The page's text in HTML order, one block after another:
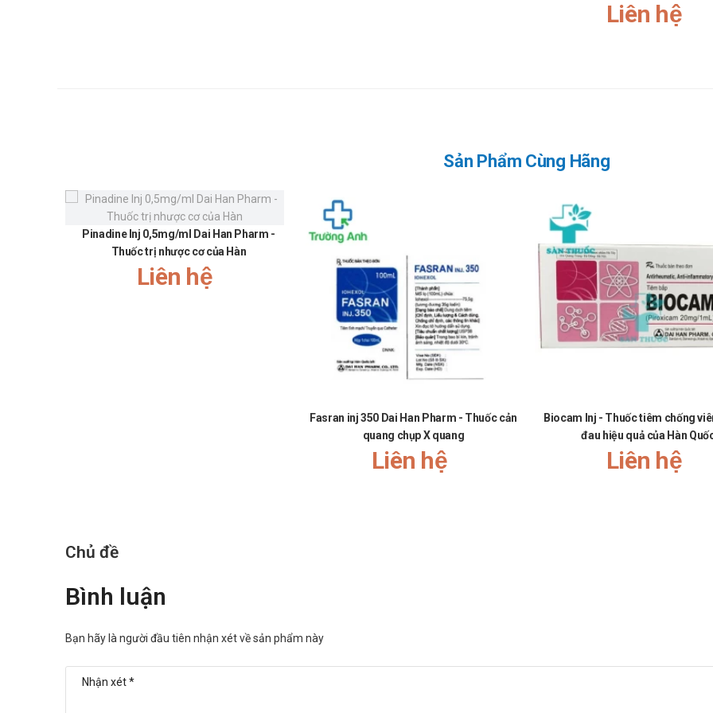
Ưu nhược điểm của Pinadine Inj 0,5mg/ml Dai Han Pharm
Ưu điểm:
Các thành phần có trong sản phẩm đã được giới chuyên gia kiểm định và rất an toàn khi sử dụng.
Nguồn gốc, xuất xứ rõ ràng được sản xuất theo dây chuyền hiện đại.
Số lần sử dụng trong ngày ít.
Hiệu quả nhanh hay chậm phụ thuộc vào cơ địa mỗi người.
Có thể gây ra các phản ứng quá mẫn nếu sử dụng quá liều lượng hoặc không đúng cách
Tác dụng không mong muốn của Pinadine Inj 0,5mg/ml Dai Han Pharm
Co cứng cơ (chuột rút).
Tương tác có thể làm giảm hiệu quả của sản phẩm hoặc gia tăng nguy cơ mắc các tác dụng phụ. Vì vậy, bạn cần tham khảo ý
Quên liều: Dùng liều đó ngay khi nhớ ra. Không dùng liều thứ hai để bù cho liều mà bạn có thể đã bỏ lỡ. Chỉ cần tiếp tục với liều
Liên hệ
Sản Phẩm Cùng Hãng
Pinadine Inj 0,5mg/ml Dai Han Pharm -
Thuốc trị nhược cơ của Hàn
Liên hệ
Fasran inj 350 Dai Han Pharm - Thuốc cản
quang chụp X quang
Liên hệ
Biocam Inj - Thuốc tiêm chống
đau hiệu quả của Hàn
Liên hệ
Chủ đề
Bình luận
Bạn hãy là người đầu tiên nhận xét về sản phẩm này